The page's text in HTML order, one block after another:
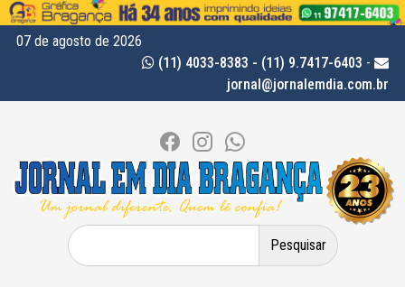
07 de agosto de 2026
(11) 4033-8383 - (11) 9.7417-6403 -
jornal@jornalemdia.com.br
Pesquisar
por: